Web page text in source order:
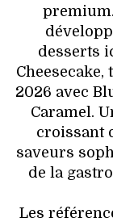
desserts
2026 avec
Caramel.
croissant
saveurs
de la
Les